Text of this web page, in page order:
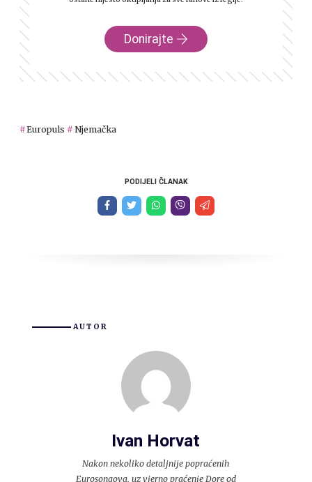
Donirajte
Europuls Njemačka
PODIJELI ČLANAK
AUTOR
Ivan Horvat
Nakon nekoliko detaljnije popraćenih
Eurosongova, uz vjerno praćenje Dore od